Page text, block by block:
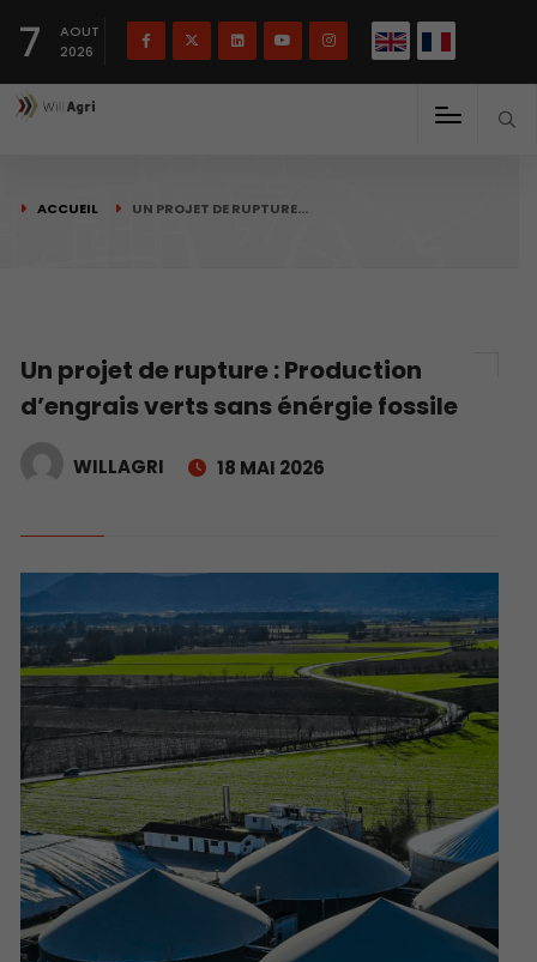
7
AOUT
2026
ACCUEIL UN PROJET DE RUPTURE…
Un projet de rupture : Production
d’engrais verts sans énérgie fossile
WILLAGRI 18 MAI 2026
Français English(English)